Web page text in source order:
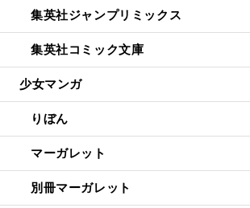
集英社ジャンプリミックス
集英社コミック文庫
少女マンガ
りぼん
マーガレット
別冊マーガレット